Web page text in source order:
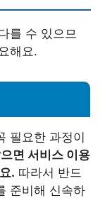
를 수 있으므
해요.
필요한 과정이
면 서비스 이용
. 따라서 반드
준비해 신속하